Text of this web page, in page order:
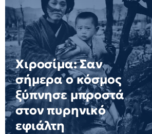
Χιροσίμα: Σαν
σήμερα ο κόσμος
ξύπνησε μπροστά
στον πυρηνικό
εφιάλτη